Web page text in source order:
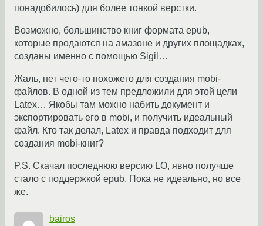
понадобилось) для более тонкой верстки.
Возможно, большинство книг формата epub,
которые продаются на амазоне и других площадках,
созданы именно с помощью Sigil…
Жаль, нет чего-то похожего для создания mobi-
файлов. В одной из тем предложили для этой цели
Latex… Якобы там можно набить документ и
экспортировать его в mobi, и получить идеальный
файл. Кто так делал, Latex и правда подходит для
создания mobi-книг?
P.S. Скачал последнюю версию LO, явно получше
стало с поддержкой epub. Пока не идеально, но все
же.
bairos